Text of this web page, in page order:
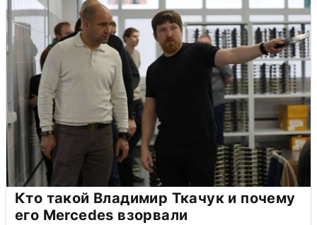
Кто такой Владимир Ткачук и почему
его Mercedes взорвали